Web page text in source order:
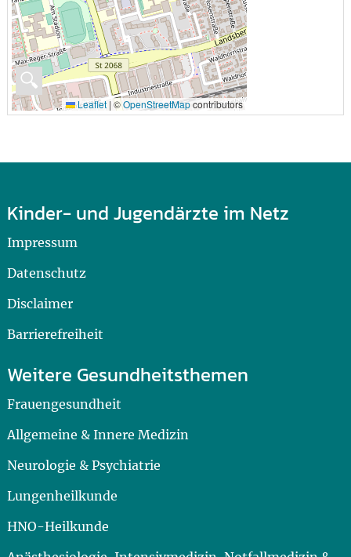
🔍
Leaflet | ©OpenStreetMapcontributors
Kinder- und Jugendärzte im Netz
Impressum
Datenschutz
Disclaimer
Barrierefreiheit
Weitere Gesundheitsthemen
Frauengesundheit
Allgemeine & Innere Medizin
Neurologie & Psychiatrie
Lungenheilkunde
HNO-Heilkunde